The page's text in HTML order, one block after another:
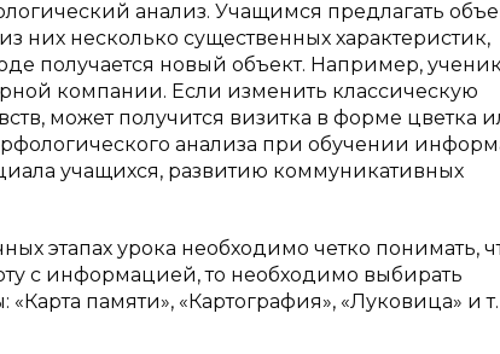
анализ. Учащимся предлагать
них несколько существенных характеристик,
получается новый объект. Например,
компании. Если изменить классическую
может получится визитка в форме цветка
анализа при обучении
учащихся, развитию коммуникативных
этапах урока необходимо четко понимать,
с информацией, то необходимо выбирать
памяти», «Картография», «Луковица» и